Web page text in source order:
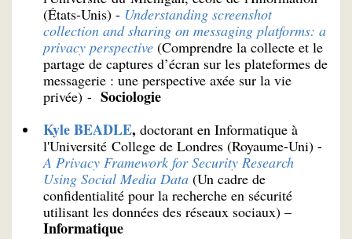
(États-Unis) - Understanding screenshot
collection and sharing on messaging platforms: a
privacy perspective (Comprendre la collecte et le
partage de captures d’écran sur les plateformes de
messagerie : une perspective axée sur la vie
privée) - Sociologie
Kyle BEADLE, doctorant en Informatique à
l'Université College de Londres (Royaume-Uni) -
A Privacy Framework for Security Research
Using Social Media Data (Un cadre de
confidentialité pour la recherche en sécurité
utilisant les données des réseaux sociaux) –
Informatique